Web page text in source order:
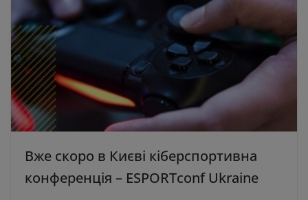
Вже скоро в Києві кіберспортивна
конференція – ESPORTconf Ukraine